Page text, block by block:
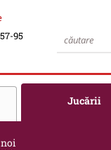
95
Jucării